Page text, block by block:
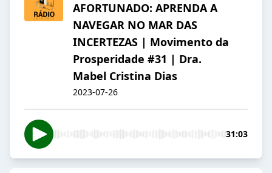
AFORTUNADO: APRENDA A
NAVEGAR NO MAR DAS
INCERTEZAS | Movimento da
Prosperidade #31 | Dra.
Mabel Cristina Dias
2023-07-26
31:03